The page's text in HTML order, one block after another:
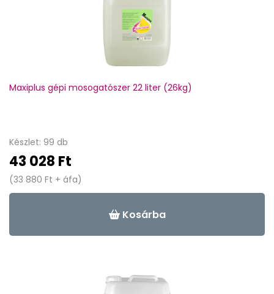
Maxiplus gépi mosogatószer 22 liter (26kg)
Készlet: 99 db
43 028 Ft
(33 880 Ft + áfa)
Kosárba